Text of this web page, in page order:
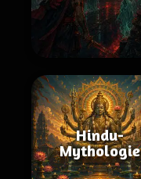
Hindu-
Mythologie